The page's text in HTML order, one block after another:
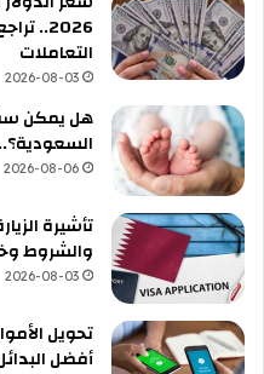
2026..
التعاملات
2026-08-03
هل يمكن
2026-08-06
تأشيرة
والشروط
2026-08-03
أفضل